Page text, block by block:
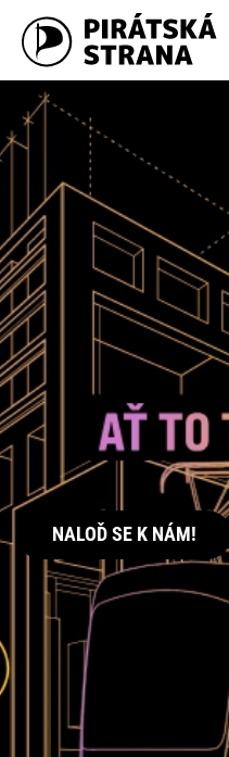
NALOĎ SE K NÁM!